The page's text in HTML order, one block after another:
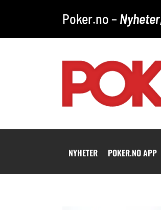
Poker.no –
NYHETER POKER.NO APP